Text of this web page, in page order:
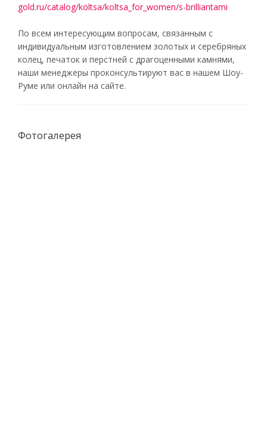
gold.ru/catalog/koltsa/koltsa_for_women/s-brilliantami
По всем интересующим вопросам, связанным с
индивидуальным изготовлением золотых и серебряных
колец, печаток и перстней с драгоценными камнями,
наши менеджеры проконсультируют вас в нашем Шоу-
Руме или онлайн на сайте.
Фотогалерея